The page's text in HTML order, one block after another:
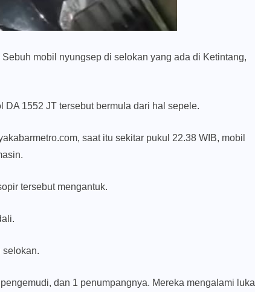
Sebuh mobil nyungsep di selokan yang ada di Ketintang,
1552 JT tersebut bermula dari hal sepele.
saat itu sekitar pukul 22.38 WIB, mobil
tersebut mengantuk.
selokan.
dan 1 penumpangnya. Mereka mengalami luka